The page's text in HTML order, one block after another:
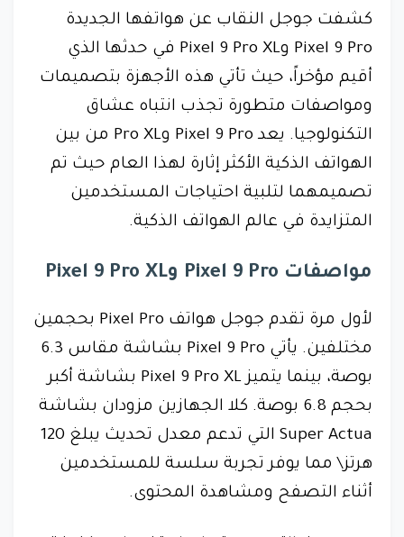
كشفت جوجل النقاب عن هواتفها الجديدة
Pixel 9 Pro وPixel 9 Pro XL في حدثها الذي
أقيم مؤخراً، حيث تأتي هذه الأجهزة بتصميمات
ومواصفات متطورة تجذب انتباه عشاق
التكنولوجيا. يعد Pixel 9 Pro وPro XL من بين
الهواتف الذكية الأكثر إثارة لهذا العام حيث تم
تصميمهما لتلبية احتياجات المستخدمين
المتزايدة في عالم الهواتف الذكية.
مواصفات Pixel 9 Pro وPixel 9 Pro XL
لأول مرة تقدم جوجل هواتف Pixel Pro بحجمين
مختلفين. يأتي Pixel 9 Pro بشاشة مقاس 6.3
بوصة، بينما يتميز Pixel 9 Pro XL بشاشة أكبر
بحجم 6.8 بوصة. كلا الجهازين مزودان بشاشة
Super Actua التي تدعم معدل تحديث يبلغ 120
هرتز\ مما يوفر تجربة سلسة للمستخدمين
أثناء التصفح ومشاهدة المحتوى.